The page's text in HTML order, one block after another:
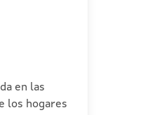
en las
los hogares